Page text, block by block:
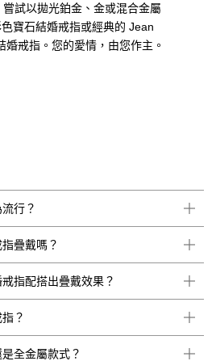
試以拋光鉑金、金或混合金屬
寶石結婚戒指或經典的 Jean
戒指。您的愛情，由您作主。
行？
疊戴嗎？
指配搭出疊戴效果？
？
全金屬款式？